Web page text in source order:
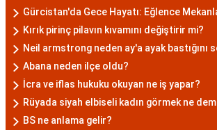
Gürcistan'da Gece Hayatı: Eğlence
Kırık pirinç pilavın kıvamını değiştirir mi?
Neil armstrong neden ay'a ayak bastığını
Abana neden ilçe oldu?
İcra ve iflas hukuku okuyan ne iş yapar?
Rüyada siyah elbiseli kadın görmek ne
BS ne anlama gelir?